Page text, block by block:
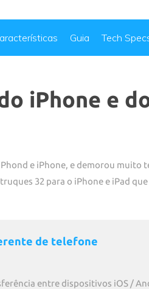
Guia Tech
iPhone e
e iPhone, e demorou
32 para o iPhone e iPad
de telefone
entre dispositivos iOS /